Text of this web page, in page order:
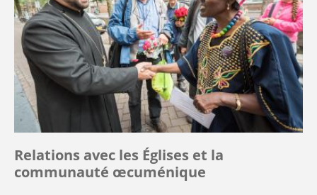
Relations avec les Églises et la
communauté œcuménique